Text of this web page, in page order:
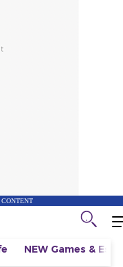
NEW Games &